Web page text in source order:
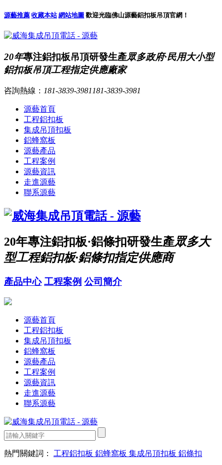
源藝推薦 收藏本站 網站地圖 歡迎光臨佛山源藝鋁扣板吊頂官網！
20年專注鋁扣板吊頂研發生產眾多政府·民用大小型
鋁扣板吊頂工程指定供應廠家
咨詢熱線： 181-3839-3981 181-3839-3981
源藝首頁
工程鋁扣板
集成吊頂扣板
鋁蜂窩板
源藝產品
工程案例
源藝資訊
走進源藝
聯系源藝
20年專注鋁扣板·鋁條扣研發生產眾多大
型工程鋁扣板·鋁條扣指定供應商
產品中心 工程案例 公司簡介
源藝首頁
工程鋁扣板
集成吊頂扣板
鋁蜂窩板
源藝產品
工程案例
源藝資訊
走進源藝
聯系源藝
熱門關鍵詞： 工程鋁扣板 鋁蜂窩板 集成吊頂扣板 鋁條扣